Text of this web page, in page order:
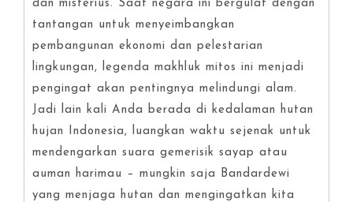
dan misterius. Saat negara ini bergulat dengan
tantangan untuk menyeimbangkan
pembangunan ekonomi dan pelestarian
lingkungan, legenda makhluk mitos ini menjadi
pengingat akan pentingnya melindungi alam.
Jadi lain kali Anda berada di kedalaman hutan
hujan Indonesia, luangkan waktu sejenak untuk
mendengarkan suara gemerisik sayap atau
auman harimau – mungkin saja Bandardewi
yang menjaga hutan dan mengingatkan kita